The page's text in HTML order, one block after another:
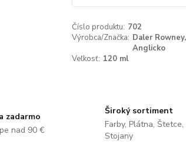
Číslo produktu: 702
Výrobca/Značka: Daler Rowney,
Anglicko
Veľkosť: 120 ml
zadarmo
nad 90 €
Široký sortiment
Farby, Plátna, Štetce,
Stojany